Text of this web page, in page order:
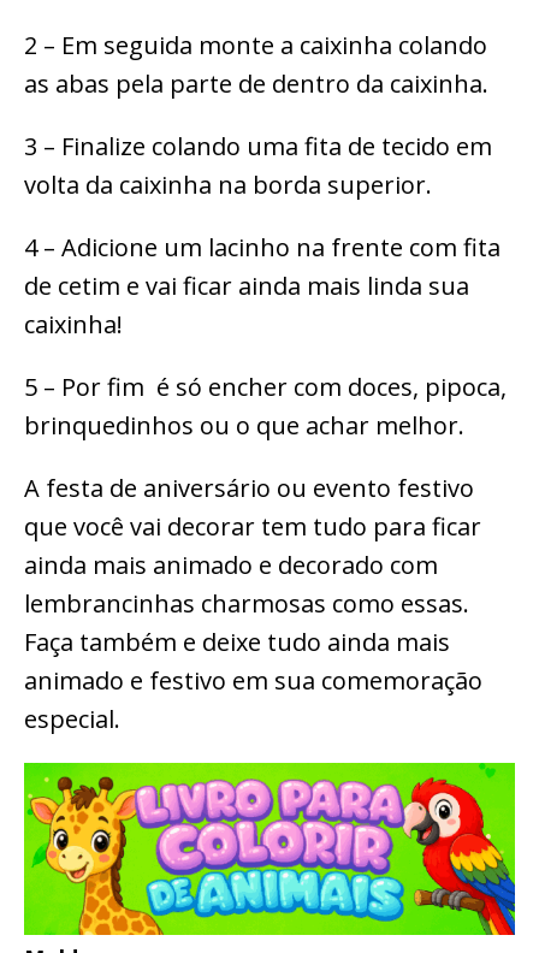
2 – Em seguida monte a caixinha colando
as abas pela parte de dentro da caixinha.
3 – Finalize colando uma fita de tecido em
volta da caixinha na borda superior.
4 – Adicione um lacinho na frente com fita
de cetim e vai ficar ainda mais linda sua
caixinha!
5 – Por fim é só encher com doces, pipoca,
brinquedinhos ou o que achar melhor.
A festa de aniversário ou evento festivo
que você vai decorar tem tudo para ficar
ainda mais animado e decorado com
lembrancinhas charmosas como essas.
Faça também e deixe tudo ainda mais
animado e festivo em sua comemoração
especial.